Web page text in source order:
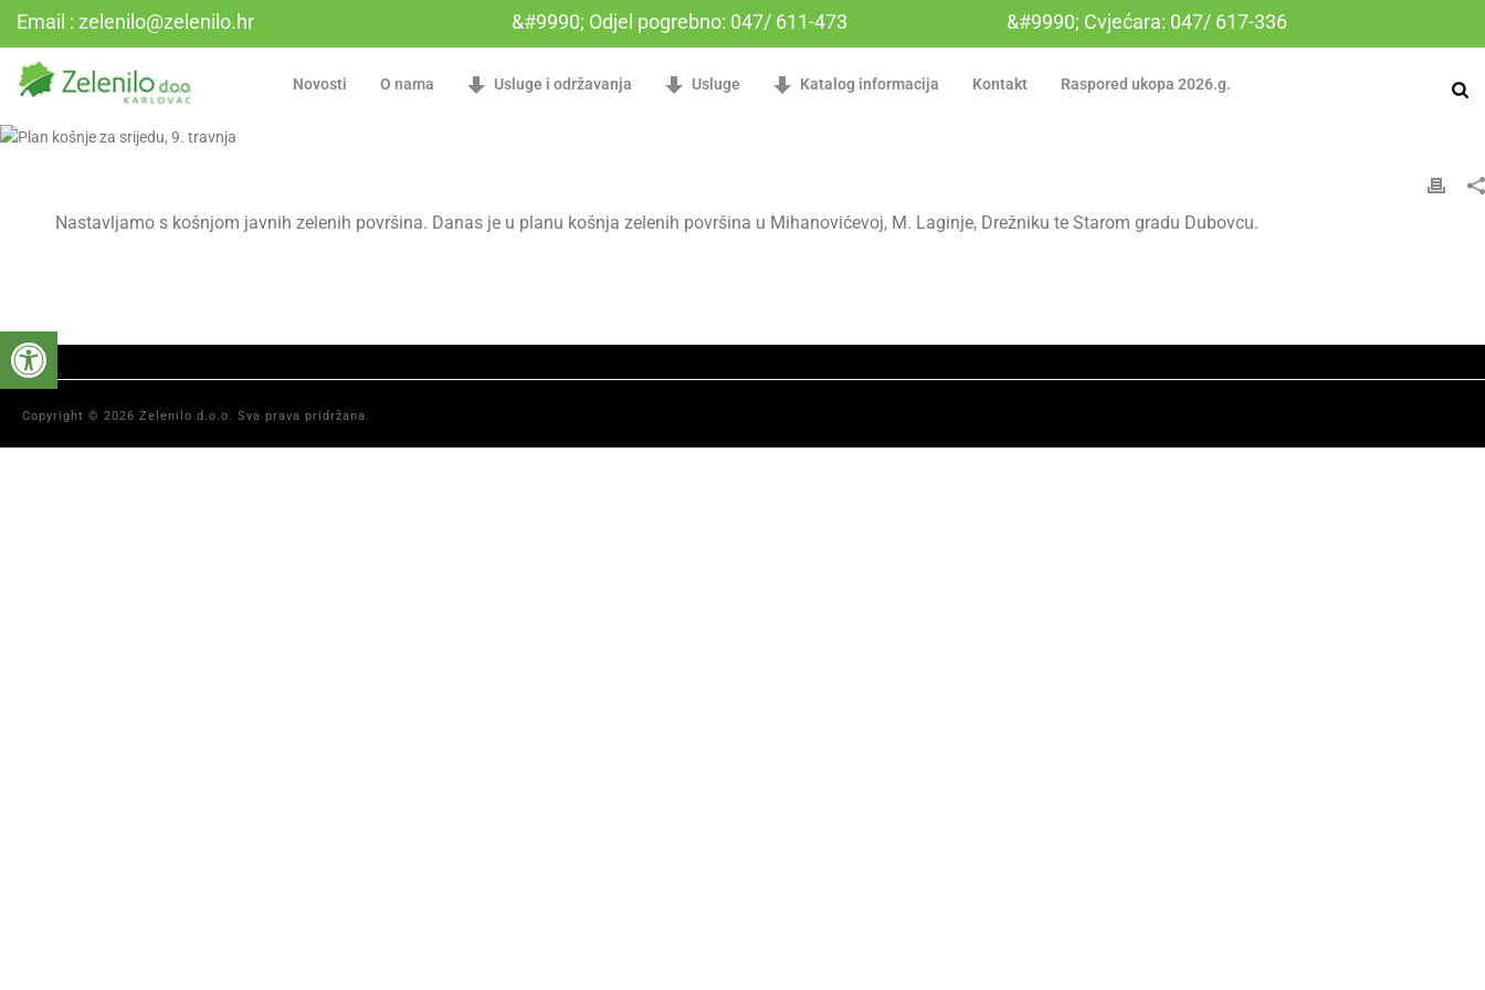
Open toolbar
Email : zelenilo@zelenilo.hr &#9990; Odjel pogrebno: 047/ 611-473 &#9990; Cvjećara: 047/ 617-336
Novosti O nama Usluge i održavanja Usluge Katalog informacija Kontakt Raspored ukopa 2026.g.
Nastavljamo s košnjom javnih zelenih površina. Danas je u planu košnja zelenih površina u Mihanovićevoj, M. Laginje, Drežniku te Starom gradu Dubovcu.
Copyright © 2026 Zelenilo d.o.o. Sva prava pridržana.